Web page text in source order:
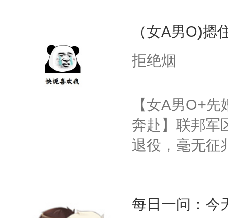
（女A男O)摁
拒绝烟
【女A男O+
奔赴】联邦军
退役，毫无征
要Omega？
每日一问：今